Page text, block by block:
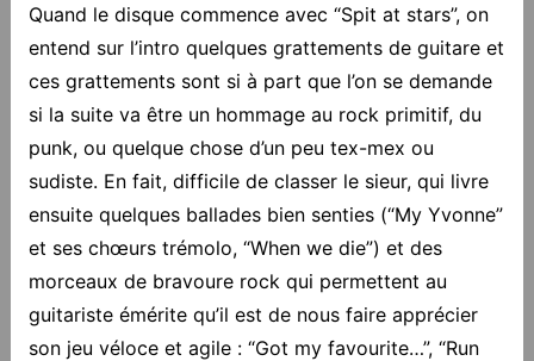
Quand le disque commence avec “Spit at stars”, on
entend sur l’intro quelques grattements de guitare et
ces grattements sont si à part que l’on se demande
si la suite va être un hommage au rock primitif, du
punk, ou quelque chose d’un peu tex-mex ou
sudiste. En fait, difficile de classer le sieur, qui livre
ensuite quelques ballades bien senties (“My Yvonne”
et ses chœurs trémolo, “When we die”) et des
morceaux de bravoure rock qui permettent au
guitariste émérite qu’il est de nous faire apprécier
son jeu véloce et agile : “Got my favourite…”, “Run